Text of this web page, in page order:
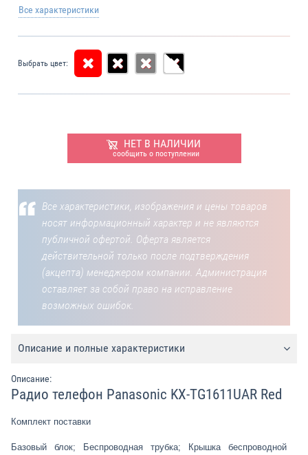
Все характеристики
Выбрать цвет:
НЕТ В НАЛИЧИИ
сообщить о поступлении
Все характеристики, изображения и цены товаров
носят информационный характер и не являются
публичной офертой. Оферта является
действительной только после подтверждения
(акцепта) менеджером компании. Администрация
оставляет за собой право на исправление
возможных ошибок.
Описание и полные характеристики
Описание:
Радио телефон Panasonic KX-TG1611UAR Red
Комплект поставки
Базовый блок; Беспроводная трубка; Крышка беспроводной